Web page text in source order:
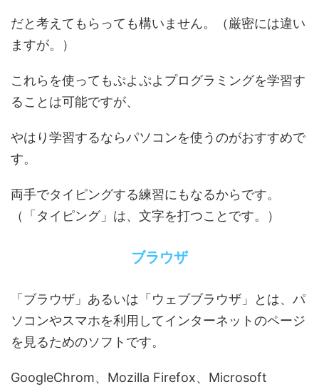
だと考えてもらっても構いません。（厳密には違い
ますが。）
これらを使ってもぷよぷよプログラミングを学習す
ることは可能ですが、
やはり学習するならパソコンを使うのがおすすめで
す。
両手でタイピングする練習にもなるからです。
（「タイピング」は、文字を打つことです。）
ブラウザ
「ブラウザ」あるいは「ウェブブラウザ」とは、パ
ソコンやスマホを利用してインターネットのページ
を見るためのソフトです。
GoogleChrom、Mozilla Firefox、Microsoft